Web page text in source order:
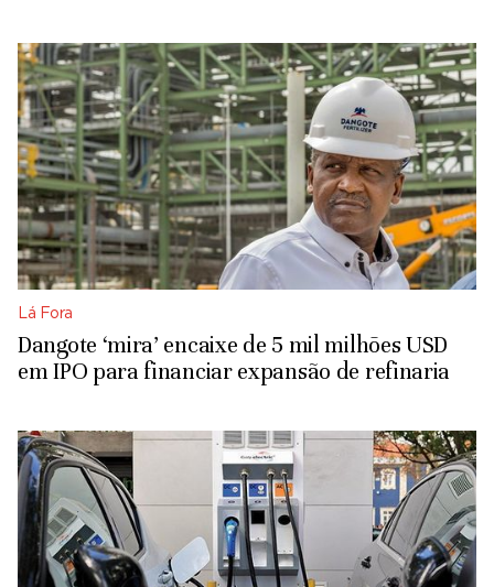
Lá Fora
Dangote ‘mira’ encaixe de 5 mil milhões USD
em IPO para financiar expansão de refinaria